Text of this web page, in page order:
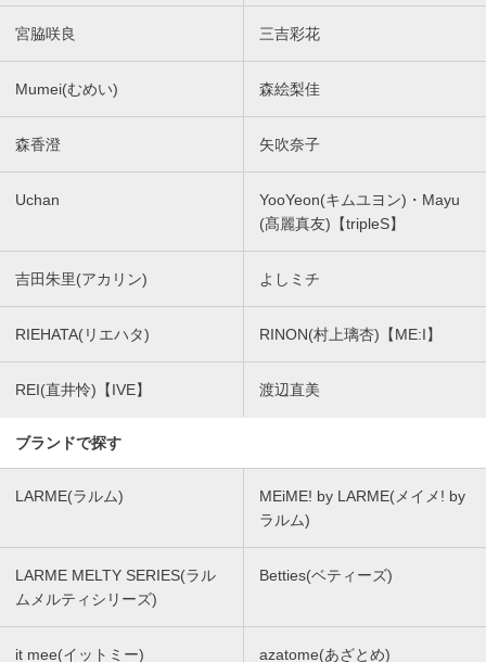
宮脇咲良 三吉彩花
Mumei(むめい) 森絵梨佳
森香澄 矢吹奈子
Uchan
YooYeon(キムユヨン)・Mayu
(髙麗真友)【tripleS】
吉田朱里(アカリン) よしミチ
RIEHATA(リエハタ) RINON(村上璃杏)【ME:I】
REI(直井怜)【IVE】 渡辺直美
ブランドで探す
LARME(ラルム)
MEiME! by LARME(メイメ! by
ラルム)
LARME MELTY SERIES(ラル
ムメルティシリーズ)
Betties(ベティーズ)
it mee(イットミー) azatome(あざとめ)